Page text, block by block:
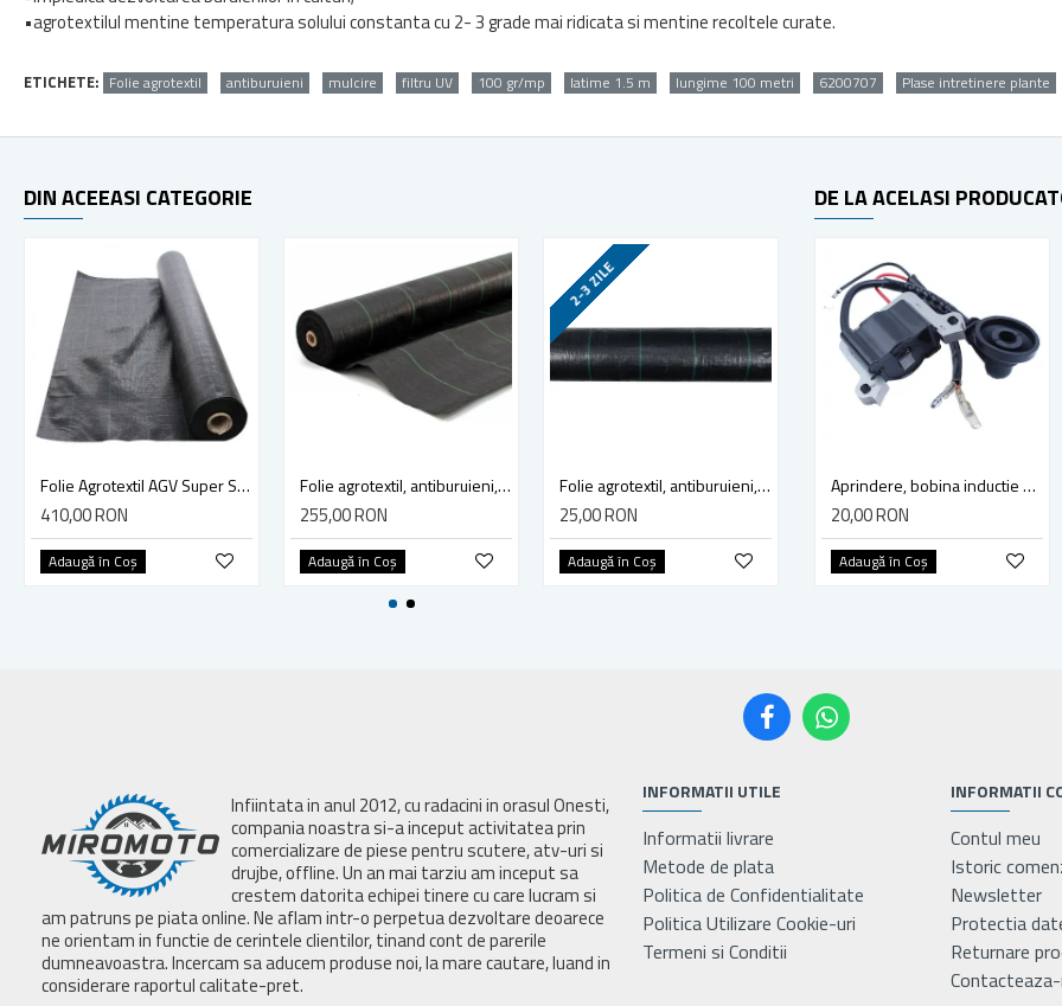
•agrotextilul mentine temperatura solului constanta cu 2- 3 grade mai ridicata si mentine recoltele curate.
ETICHETE: Folie agrotextil antiburuieni mulcire filtru UV 100 gr/mp latime 1.5 m lungime 100 metri 6200707 Plase intretinere plante
DIN ACEEASI CATEGORIE
Folie Agrotextil AGV Super Strong, Antiburuieni, Mulcire, Filtru UV, 100gr/mp, Latime 1.5m, Lungime 100 Metri, Patratele 25x25cm
410,00 RON
Adaugă în Coş
Folie agrotextil, antiburuieni, mulcire, filtru UV, 100 gr/mp, latime 1.5 m, lungime 50 metri
255,00 RON
Adaugă în Coş
2-3 ZILE
Folie agrotextil, antiburuieni, mulcire, filtru UV, 70 gr/mp, latime 1.6 m, lungime 10 metri, FLO 91046
25,00 RON
Adaugă în Coş
Folie agrotextil, antiburuieni, mulcire, filtru UV, 70 gr/mp, latime 1.6 m, lungime 20 metri, FLO 91048
45,00 RON
Adaugă în Coş
DE LA ACELASI
Aprindere, bobina inductie motocoasa chinezeasca TL43 TL 52, Ruris Dac 210, Dac 310
20,00 RON
Adaugă în Coş
Infiintata in anul 2012, cu radacini in orasul Onesti,
compania noastra si-a inceput activitatea prin
comercializare de piese pentru scutere, atv-uri si
drujbe, offline. Un an mai tarziu am inceput sa
crestem datorita echipei tinere cu care lucram si
am patruns pe piata online. Ne aflam intr-o perpetua dezvoltare deoarece
ne orientam in functie de cerintele clientilor, tinand cont de parerile
dumneavoastra. Incercam sa aducem produse noi, la mare cautare, luand in
considerare raportul calitate-pret.
INFORMATII UTILE
Informatii livrare
Metode de plata
Politica de Confidentialitate
Politica Utilizare Cookie-uri
Termeni si Conditii
INFORMATII
Contul meu
Istoric
Newsletter
Protectia
Returnare